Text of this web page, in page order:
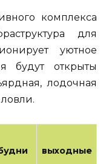
комплекса
для
уютное
будут открыты
лодочная
выходные